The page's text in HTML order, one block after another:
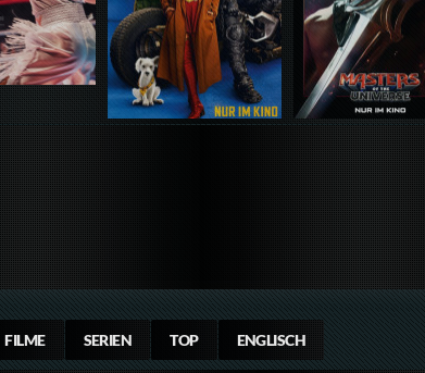
FILME SERIEN TOP ENGLISCH